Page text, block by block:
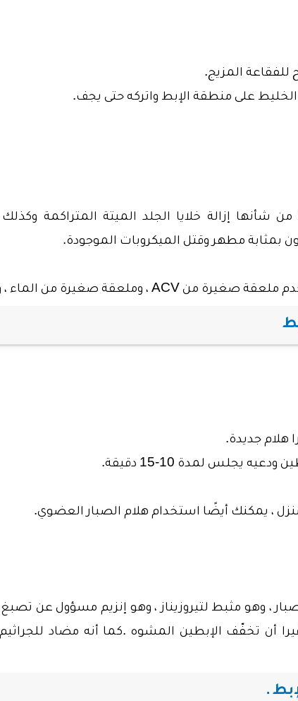
المزيج.
على منطقة الإبط واتركه حتى يجف.
شأنها إزالة خلايا الجلد الميتة المتراكمة
بمثابة مطهر وقتل الميكروبات الموجودة.
ملعقة صغيرة من ACV ، وملعقة صغيرة من الماء
هلام جديدة.
يجلس لمدة 10-15 دقيقة.
، يمكنك أيضًا استخدام هلام الصبار العضوي.
، وهو مثبط لتيروزيناز ، وهو إنزيم مسؤول عن
أن تخفّف الإبطين المشوه .كما أنه مضاد
.